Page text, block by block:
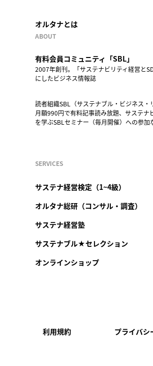
オルタナとは
ABOUT
有料会員コミュニティ「SBL」
2007年創刊。「サステナビリティ経営と
にしたビジネス情報誌
読者組織SBL（サステナブル・ビジネス・
月額990円で有料記事読み放題、サステナ
を学ぶSBLセミナー（毎月開催）への参加
SERVICES
サステナ経営検定（1~4級）
オルタナ総研（コンサル・調査）
サステナ経営塾
サステナブル★セレクション
オンラインショップ
利用規約 プライバシ